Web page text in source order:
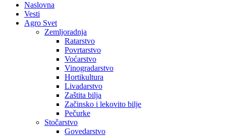
Naslovna
Vesti
Agro Svet
Zemljoradnja
Ratarstvo
Povrtarstvo
Voćarstvo
Vinogradarstvo
Hortikultura
Livadarstvo
Zaštita bilja
Začinsko i lekovito bilje
Pečurke
Stočarstvo
Govedarstvo